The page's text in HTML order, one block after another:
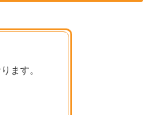
ます。